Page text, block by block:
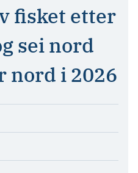
fisket etter
sei nord
nord i 2026